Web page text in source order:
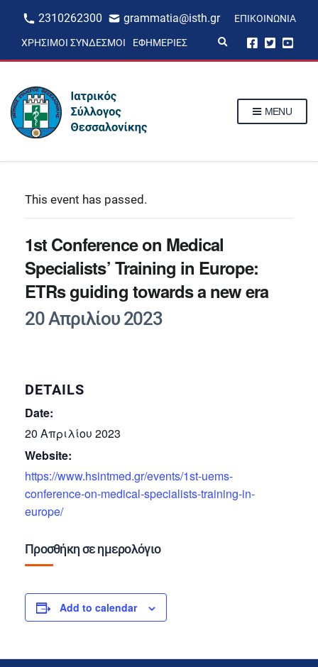
2310262300 grammatia@isth.gr ΕΠΙΚΟΙΝΩΝΊΑ
ΧΡΉΣΙΜΟΙ ΣΎΝΔΕΣΜΟΙ ΕΦΗΜΕΡΊΕΣ
p
MENU
This event has passed.
1st Conference on Medical
Specialists’ Training in Europe:
ETRs guiding towards a new era
20 Απριλίου 2023
DETAILS
Date:
20 Απριλίου 2023
Website:
https://www.hsintmed.gr/events/1st-uems-
conference-on-medical-specialists-training-in-
europe/
Προσθήκη σε ημερολόγιο
Add to calendar